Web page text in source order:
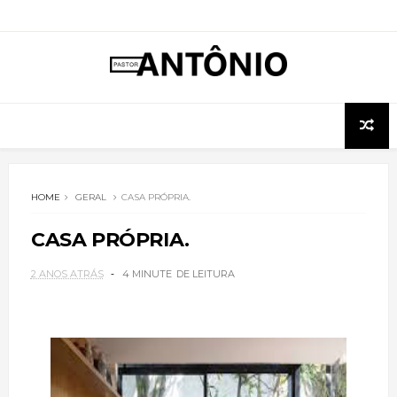
HOME GERAL CASA PRÓPRIA.
CASA PRÓPRIA.
2 ANOS ATRÁS 4 MINUTE DE LEITURA